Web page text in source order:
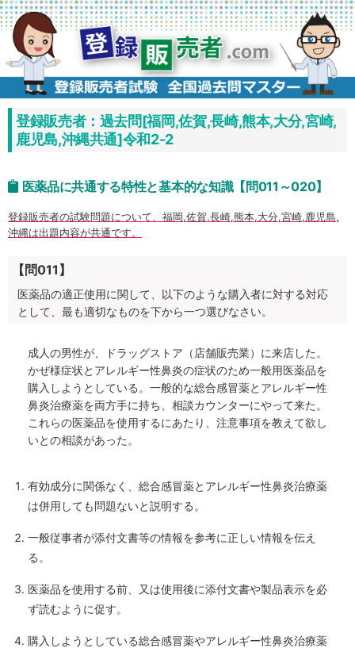
コ
ン
テ
ツ
へ
ス
キ
ッ
登録販売者：過去問[福岡,佐賀,長崎,熊本,大分,宮崎,
鹿児島,沖縄共通]令和2-2
医薬品に共通する特性と基本的な知識【問011～020】
登録販売者の試験問題について、福岡,佐賀,長崎,熊本,大分,宮崎,鹿児島,
沖縄は出題内容が共通です。
【問011】
医薬品の適正使用に関して、以下のような購入者に対する対応
として、最も適切なものを下から一つ選びなさい。
成人の男性が、ドラッグストア（店舗販売業）に来店した。
かぜ様症状とアレルギー性鼻炎の症状のため一般用医薬品を
購入しようとしている。一般的な総合感冒薬とアレルギー性
鼻炎治療薬を両方手に持ち、相談カウンターにやって来た。
これらの医薬品を使用するにあたり、注意事項を教えて欲し
いとの相談があった。
有効成分に関係なく、総合感冒薬とアレルギー性鼻炎治療薬
は併用しても問題ないと説明する。
一般従事者が添付文書等の情報を参考に正しい情報を伝え
る。
医薬品を使用する前、又は使用後に添付文書や製品表示を必
ず読むように促す。
購入しようとしている総合感冒薬やアレルギー性鼻炎治療薬